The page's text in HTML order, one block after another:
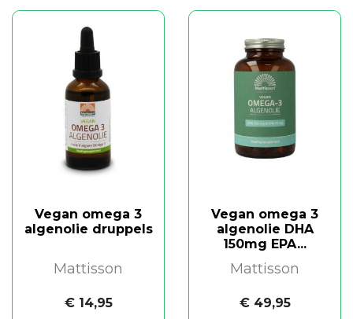
Vegan omega 3
algenolie druppels
Mattisson
€ 14,95
Vegan omega 3
algenolie DHA
150mg EPA...
Mattisson
€ 49,95